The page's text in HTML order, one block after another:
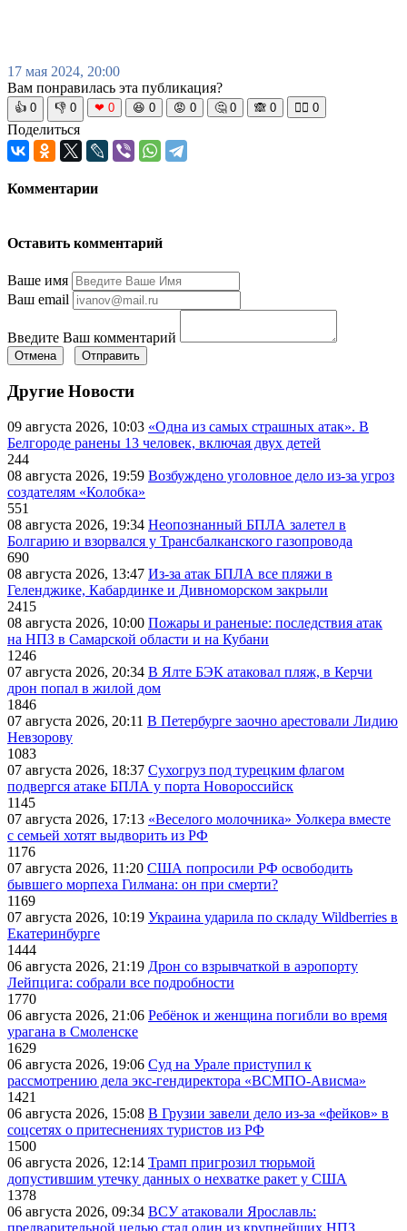
17 мая 2024, 20:00
Вам понравилась эта публикация?
👍 0 👎 0 ❤ 0 😆 0 😡 0 🤔 0 🙈 0 🧘‍♀️ 0
Поделиться
Комментарии
Оставить комментарий
Ваше имя
Ваш email
Введите Ваш комментарий
Отмена Отправить
Другие Новости
09 августа 2026, 10:03 «Одна из самых страшных атак». В
Белгороде ранены 13 человек, включая двух детей
244
08 августа 2026, 19:59 Возбуждено уголовное дело из-за угроз
создателям «Колобка»
551
08 августа 2026, 19:34 Неопознанный БПЛА залетел в
Болгарию и взорвался у Трансбалканского газопровода
690
08 августа 2026, 13:47 Из-за атак БПЛА все пляжи в
Геленджике, Кабардинке и Дивноморском закрыли
2415
08 августа 2026, 10:00 Пожары и раненые: последствия атак
на НПЗ в Самарской области и на Кубани
1246
07 августа 2026, 20:34 В Ялте БЭК атаковал пляж, в Керчи
дрон попал в жилой дом
1846
07 августа 2026, 20:11 В Петербурге заочно арестовали Лидию
Невзорову
1083
07 августа 2026, 18:37 Сухогруз под турецким флагом
подвергся атаке БПЛА у порта Новороссийск
1145
07 августа 2026, 17:13 «Веселого молочника» Уолкера вместе
с семьей хотят выдворить из РФ
1176
07 августа 2026, 11:20 США попросили РФ освободить
бывшего морпеха Гилмана: он при смерти?
1169
07 августа 2026, 10:19 Украина ударила по складу Wildberries в
Екатеринбурге
1444
06 августа 2026, 21:19 Дрон со взрывчаткой в аэропорту
Лейпцига: собрали все подробности
1770
06 августа 2026, 21:06 Ребёнок и женщина погибли во время
урагана в Смоленске
1629
06 августа 2026, 19:06 Суд на Урале приступил к
рассмотрению дела экс-гендиректора «ВСМПО-Ависма»
1421
06 августа 2026, 15:08 В Грузии завели дело из-за «фейков» в
соцсетях о притеснениях туристов из РФ
1500
06 августа 2026, 12:14 Трамп пригрозил тюрьмой
допустившим утечку данных о нехватке ракет у США
1378
06 августа 2026, 09:34 ВСУ атаковали Ярославль:
предварительной целью стал один из крупнейших НПЗ